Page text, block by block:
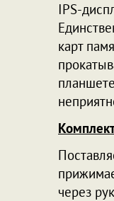
IPS-
карт
через